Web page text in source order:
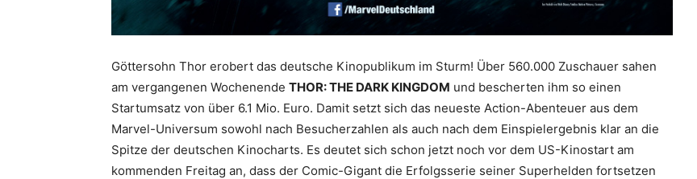
Göttersohn Thor erobert das deutsche Kinopublikum im Sturm! Über 560.000 Zuschauer sahen
am vergangenen Wochenende THOR: THE DARK KINGDOM und bescherten ihm so einen
Startumsatz von über 6.1 Mio. Euro. Damit setzt sich das neueste Action-Abenteuer aus dem
Marvel-Universum sowohl nach Besucherzahlen als auch nach dem Einspielergebnis klar an die
Spitze der deutschen Kinocharts. Es deutet sich schon jetzt noch vor dem US-Kinostart am
kommenden Freitag an, dass der Comic-Gigant die Erfolgsserie seiner Superhelden fortsetzen